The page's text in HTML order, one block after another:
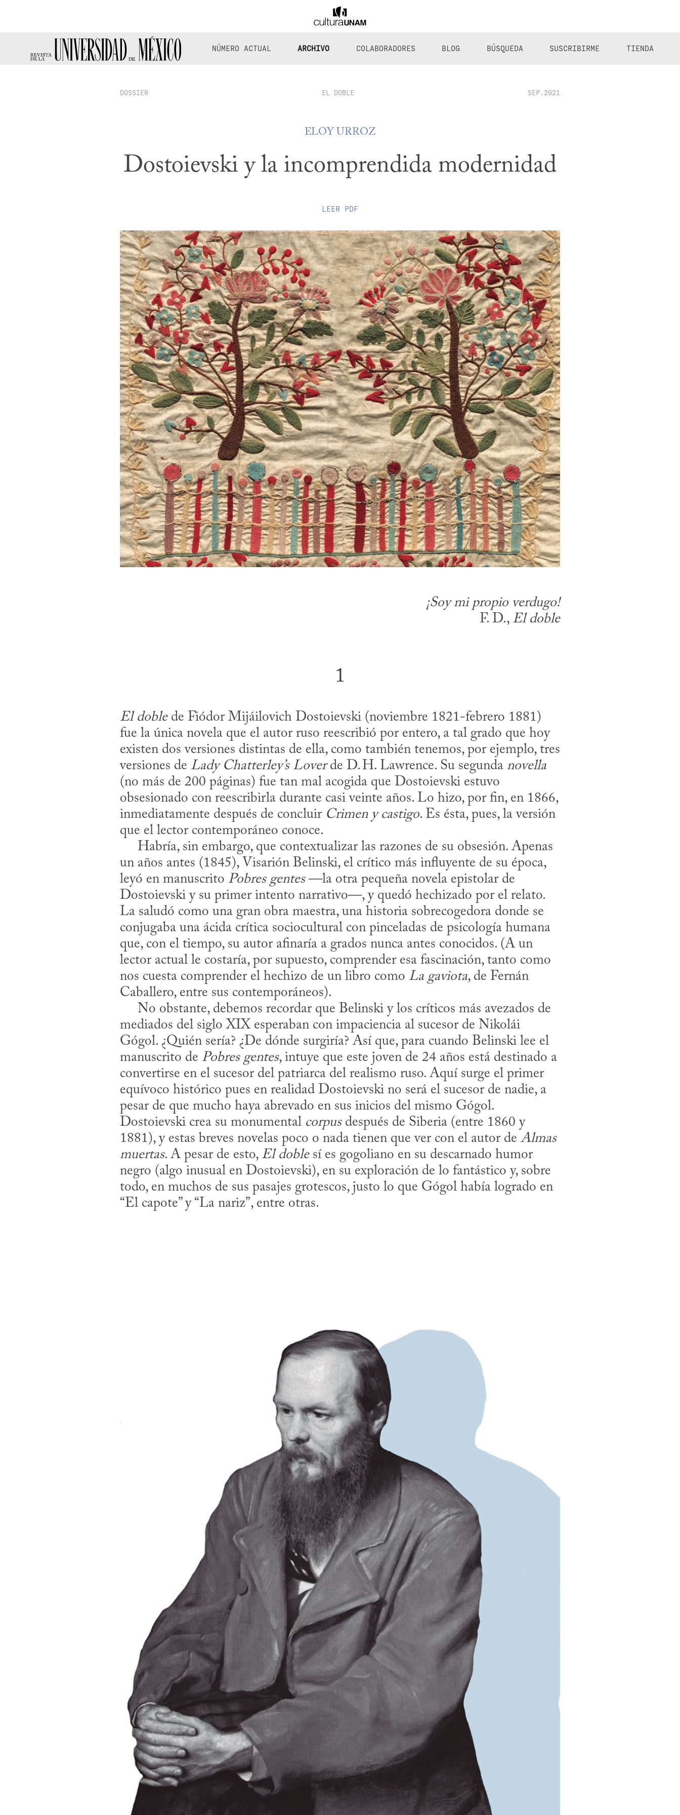
NÚMERO ACTUAL ARCHIVO COLABORADORES BLOG BÚSQUEDA SUSCRIBIRME TIENDA
DOSSIER EL DOBLE SEP.2021
ELOY URROZ
Dostoievski y la incomprendida modernidad
LEER PDF
¡Soy mi propio verdugo!
F. D., El doble
1
El doble de Fiódor Mijáilovich Dostoievski (noviembre 1821-febrero 1881)
fue la única novela que el autor ruso reescribió por entero, a tal grado que hoy
existen dos versiones distintas de ella, como también tenemos, por ejemplo, tres
versiones de Lady Chatterley’s Lover de D. H. Lawrence. Su segunda novella
(no más de 200 páginas) fue tan mal acogida que Dostoievski estuvo
obsesionado con reescribirla durante casi veinte años. Lo hizo, por fin, en 1866,
inmediatamente después de concluir Crimen y castigo. Es ésta, pues, la versión
que el lector contemporáneo conoce.
un años antes (1845), Visarión Belinski, el crítico más influyente de su época,
leyó en manuscrito Pobres gentes —la otra pequeña novela epistolar de
Dostoievski y su primer intento narrativo—, y quedó hechizado por el relato.
La saludó como una gran obra maestra, una historia sobrecogedora donde se
conjugaba una ácida crítica sociocultural con pinceladas de psicología humana
que, con el tiempo, su autor afinaría a grados nunca antes conocidos. (A un
lector actual le costaría, por supuesto, comprender esa fascinación, tanto como
nos cuesta comprender el hechizo de un libro como La gaviota, de Fernán
Caballero, entre sus contemporáneos).
mediados del siglo XIX esperaban con impaciencia al sucesor de Nikolái
Gógol. ¿Quién sería? ¿De dónde surgiría? Así que, para cuando Belinski lee el
manuscrito de Pobres gentes, intuye que este joven de 24 años está destinado a
convertirse en el sucesor del patriarca del realismo ruso. Aquí surge el primer
equívoco histórico pues en realidad Dostoievski no será el sucesor de nadie, a
pesar de que mucho haya abrevado en sus inicios del mismo Gógol.
Dostoievski crea su monumental corpus después de Siberia (entre 1860 y
1881), y estas breves novelas poco o nada tienen que ver con el autor de Almas
muertas. A pesar de esto, El doble sí es gogoliano en su descarnado humor
negro (algo inusual en Dostoievski), en su exploración de lo fantástico y, sobre
todo, en muchos de sus pasajes grotescos, justo lo que Gógol había logrado en
“El capote” y “La nariz”, entre otras.